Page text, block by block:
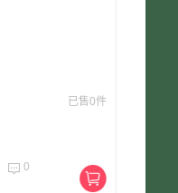
已售0件
 0